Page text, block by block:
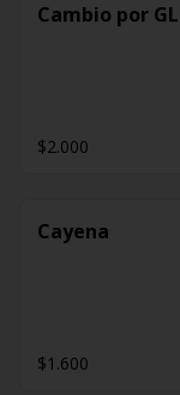
Cambio por
$2.000
Cayena
$1.600